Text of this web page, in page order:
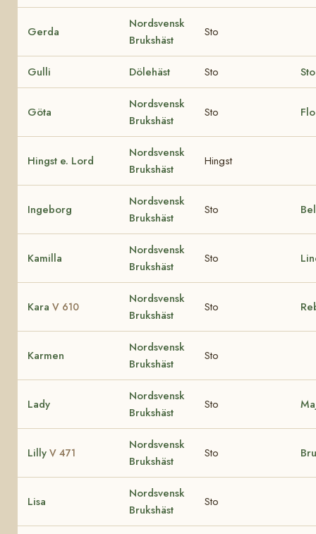
Gerda
Nordsvensk
Brukshäst
Sto
Gulli Dölehäst Sto
Göta
Nordsvensk
Brukshäst
Sto
Hingst e. Lord
Nordsvensk
Brukshäst
Hingst
Ingeborg
Nordsvensk
Brukshäst
Sto
Kamilla
Nordsvensk
Brukshäst
Sto
Kara V 610
Nordsvensk
Brukshäst
Sto
Karmen
Nordsvensk
Brukshäst
Sto
Lady
Nordsvensk
Brukshäst
Sto
Lilly V 471
Nordsvensk
Brukshäst
Sto
Lisa
Nordsvensk
Brukshäst
Sto